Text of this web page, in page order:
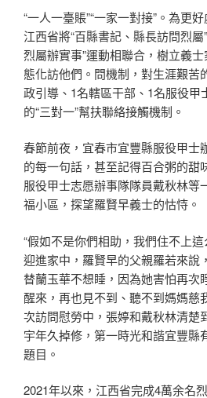
“一人一臺賬”“一家一對接”。為更
江西省將“百縣書記、縣長訪問烈屬
烈屬辦實事”運動相聯合，樹立義
態化訪他們。問機制，對生涯艱苦
政引導、1名轄區干部、1名服役甲
的“三對一”幫扶聯絡接觸機制。
春節前夜，宜春市宜豐縣服役甲士
的每一句話，甚至記得百合粥的甜
服役甲士志愿辦事隊隊員戴秋林等
福小區，探望羅賢早義士的怙恃。
“假如不是你們相助，我們住不上
迎進家中，羅賢早的父親羅若來說
替蘭玉華不想睡，因為她害怕再次
醒來，再也見不到、聽不到媽媽慈
次訪問慰勞中，張婷和戴秋林清楚
宇年久掉修，第一時光和諧宜豐縣
題目。
2021年以來，江西省完成4萬余名